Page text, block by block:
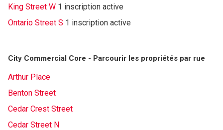
King Street W 1 inscription active
Ontario Street S 1 inscription active
City Commercial Core - Parcourir les propriétés par rue
Arthur Place
Benton Street
Cedar Crest Street
Cedar Street N